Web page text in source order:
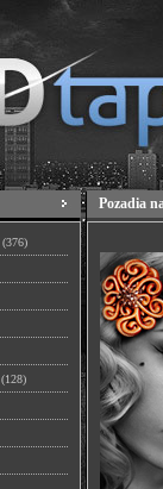
(376)
(128)
Pozadia